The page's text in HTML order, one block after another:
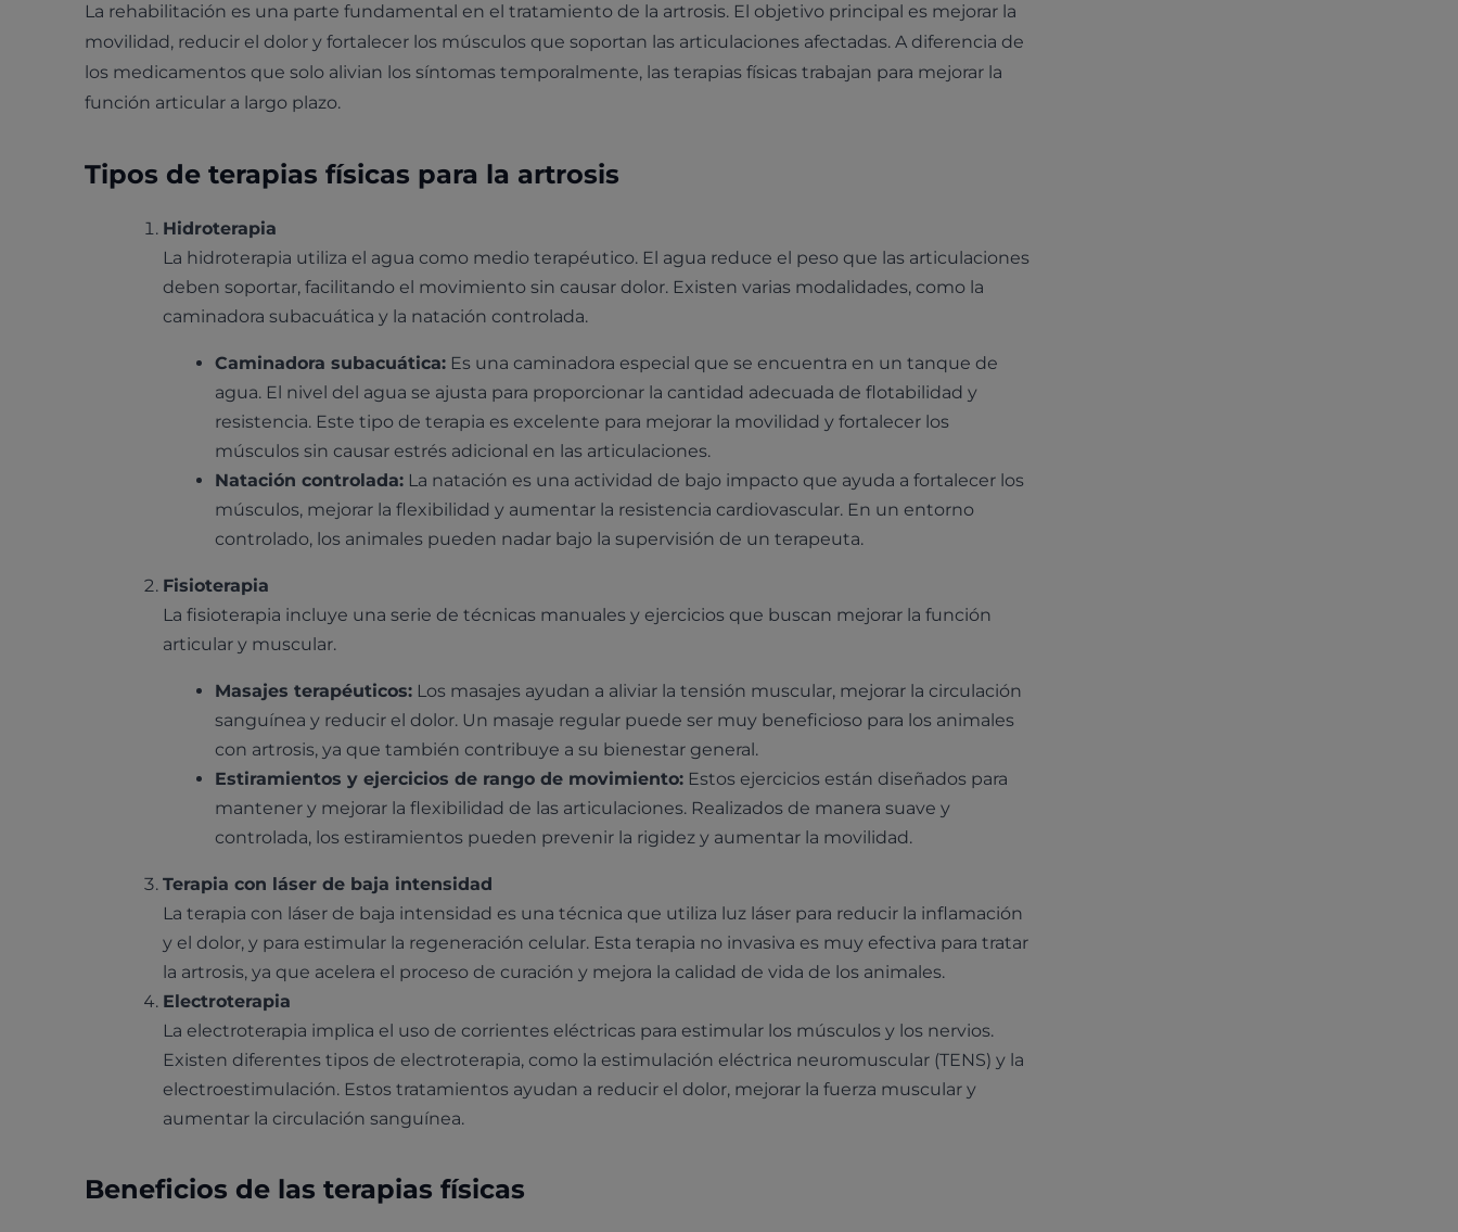
La rehabilitación es una parte fundamental en el tratamiento de la artrosis. El objetivo principal es mejorar la
movilidad, reducir el dolor y fortalecer los músculos que soportan las articulaciones afectadas. A diferencia de
los medicamentos que solo alivian los síntomas temporalmente, las terapias físicas trabajan para mejorar la
función articular a largo plazo.
Tipos de terapias físicas para la artrosis
Hidroterapia
La hidroterapia utiliza el agua como medio terapéutico. El agua reduce el peso que las articulaciones
deben soportar, facilitando el movimiento sin causar dolor. Existen varias modalidades, como la
caminadora subacuática y la natación controlada.
Caminadora subacuática: Es una caminadora especial que se encuentra en un tanque de
agua. El nivel del agua se ajusta para proporcionar la cantidad adecuada de flotabilidad y
resistencia. Este tipo de terapia es excelente para mejorar la movilidad y fortalecer los
músculos sin causar estrés adicional en las articulaciones.
Natación controlada: La natación es una actividad de bajo impacto que ayuda a fortalecer los
músculos, mejorar la flexibilidad y aumentar la resistencia cardiovascular. En un entorno
controlado, los animales pueden nadar bajo la supervisión de un terapeuta.
Fisioterapia
La fisioterapia incluye una serie de técnicas manuales y ejercicios que buscan mejorar la función
articular y muscular.
Masajes terapéuticos: Los masajes ayudan a aliviar la tensión muscular, mejorar la circulación
sanguínea y reducir el dolor. Un masaje regular puede ser muy beneficioso para los animales
con artrosis, ya que también contribuye a su bienestar general.
Estiramientos y ejercicios de rango de movimiento: Estos ejercicios están diseñados para
mantener y mejorar la flexibilidad de las articulaciones. Realizados de manera suave y
controlada, los estiramientos pueden prevenir la rigidez y aumentar la movilidad.
Terapia con láser de baja intensidad
La terapia con láser de baja intensidad es una técnica que utiliza luz láser para reducir la inflamación
y el dolor, y para estimular la regeneración celular. Esta terapia no invasiva es muy efectiva para tratar
la artrosis, ya que acelera el proceso de curación y mejora la calidad de vida de los animales.
Electroterapia
La electroterapia implica el uso de corrientes eléctricas para estimular los músculos y los nervios.
Existen diferentes tipos de electroterapia, como la estimulación eléctrica neuromuscular (TENS) y la
electroestimulación. Estos tratamientos ayudan a reducir el dolor, mejorar la fuerza muscular y
aumentar la circulación sanguínea.
Beneficios de las terapias físicas